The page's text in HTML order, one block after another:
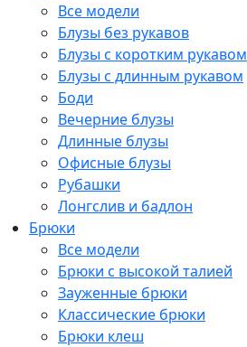
Все модели
Блузы без рукавов
Блузы с коротким рукавом
Блузы с длинным рукавом
Боди
Вечерние блузы
Длинные блузы
Офисные блузы
Рубашки
Лонгслив и бадлон
Брюки
Все модели
Брюки с высокой талией
Зауженные брюки
Классические брюки
Брюки клеш